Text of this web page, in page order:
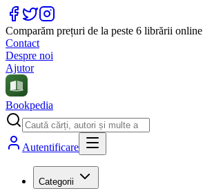
Comparăm prețuri de la peste 6 librării online
Contact
Despre noi
Ajutor
Bookpedia
Autentificare
Categorii